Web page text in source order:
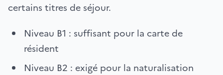
certains titres de séjour.
Niveau B1 : suffisant pour la carte de
résident
Niveau B2 : exigé pour la naturalisation